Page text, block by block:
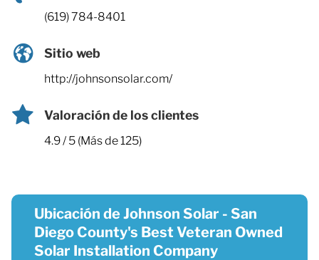
(619) 784-8401
Sitio web
http://johnsonsolar.com/
Valoración de los clientes
4.9 / 5 (Más de 125)
Ubicación de Johnson Solar - San
Diego County's Best Veteran Owned
Solar Installation Company